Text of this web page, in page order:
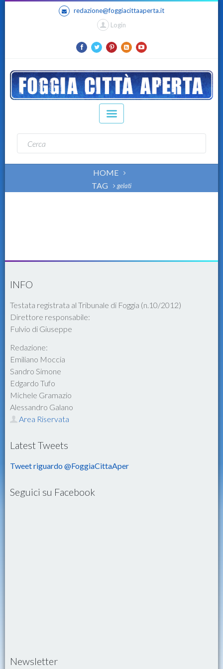
redazione@foggiacittaaperta.it
Login
HOME
TAG
gelati
INFO
Testata registrata al Tribunale di Foggia (n.10/2012)
Direttore responsabile:
Fulvio di Giuseppe
Redazione:
Emiliano Moccia
Sandro Simone
Edgardo Tufo
Michele Gramazio
Alessandro Galano
Area Riservata
Latest Tweets
Tweet riguardo @FoggiaCittaAper
Seguici su Facebook
Newsletter